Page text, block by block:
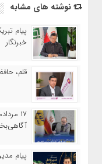
نوشته های مشابه
پیام
خبرنگار
قلم،
۱۷
پیام